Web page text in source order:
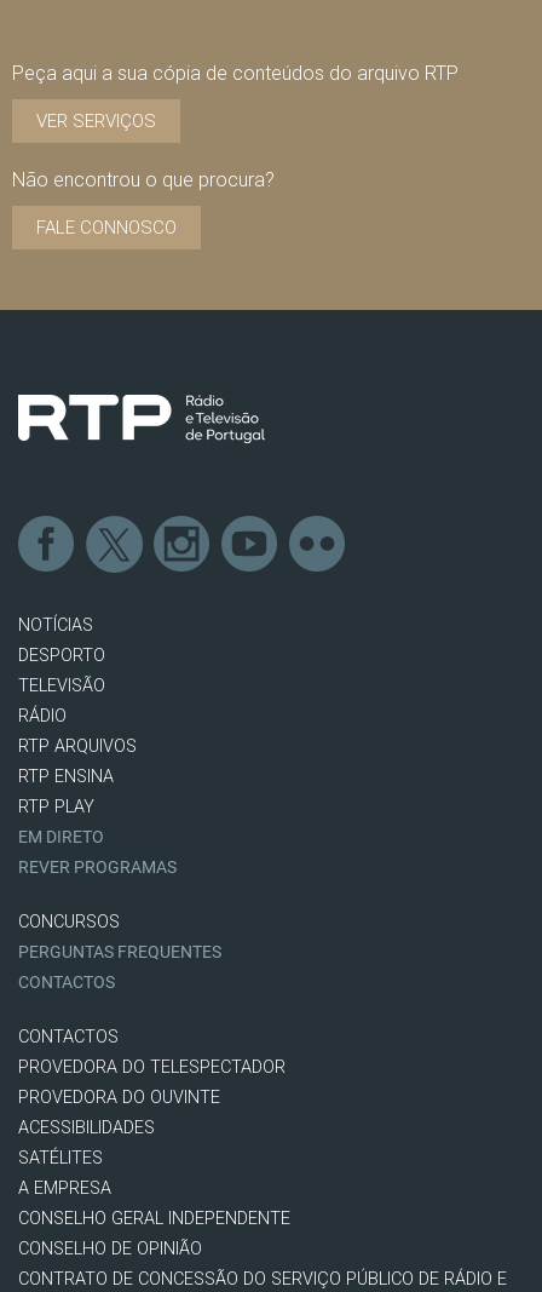
Peça aqui a sua cópia de conteúdos do arquivo RTP
VER SERVIÇOS
Não encontrou o que procura?
FALE CONNOSCO
NOTÍCIAS
DESPORTO
TELEVISÃO
RÁDIO
RTP ARQUIVOS
RTP ENSINA
RTP PLAY
EM DIRETO
REVER PROGRAMAS
CONCURSOS
PERGUNTAS FREQUENTES
CONTACTOS
CONTACTOS
PROVEDORA DO TELESPECTADOR
PROVEDORA DO OUVINTE
ACESSIBILIDADES
SATÉLITES
A EMPRESA
CONSELHO GERAL INDEPENDENTE
CONSELHO DE OPINIÃO
CONTRATO DE CONCESSÃO DO SERVIÇO PÚBLICO DE RÁDIO E